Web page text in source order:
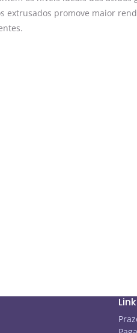
extrusados promove maior